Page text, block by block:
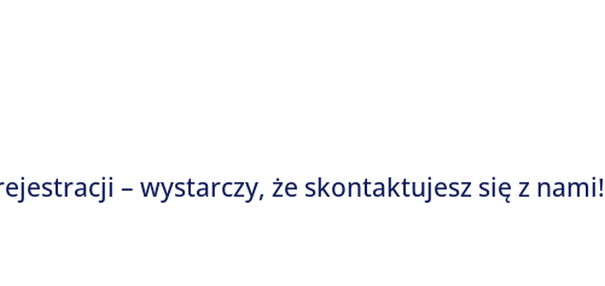
– wystarczy, że skontaktujesz się z nami!